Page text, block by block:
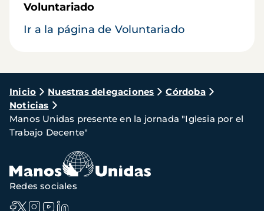
Voluntariado
Ir a la página de Voluntariado
Ruta
de
navegación
Inicio Nuestras delegaciones
Córdoba
Noticias
Manos Unidas presente en la jornada "Iglesia por el
Trabajo Decente"
Redes sociales